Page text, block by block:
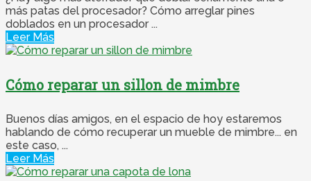
más patas del procesador? Cómo arreglar pines
doblados en un procesador ...
Leer Más
Cómo reparar un sillon de mimbre
Buenos días amigos, en el espacio de hoy estaremos
hablando de cómo recuperar un mueble de mimbre... en
este caso, ...
Leer Más